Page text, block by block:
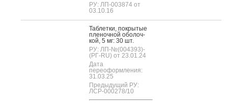
РУ: ЛП-003874 от
03.10.16
Таб­летки, пок­ры­тые
пле­ноч­ной обо­лоч­
кой, 5 мг: 30 шт.
РУ: ЛП-№(004393)-
(РГ-RU) от 23.01.24
Дата
переоформления:
31.03.25
Предыдущий РУ:
ЛСР-000278/10